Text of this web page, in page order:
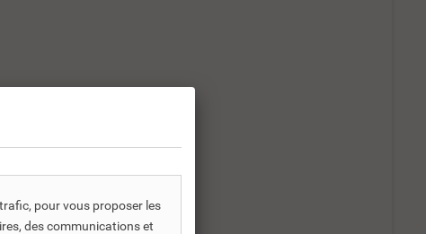
pour vous proposer les
des communications et